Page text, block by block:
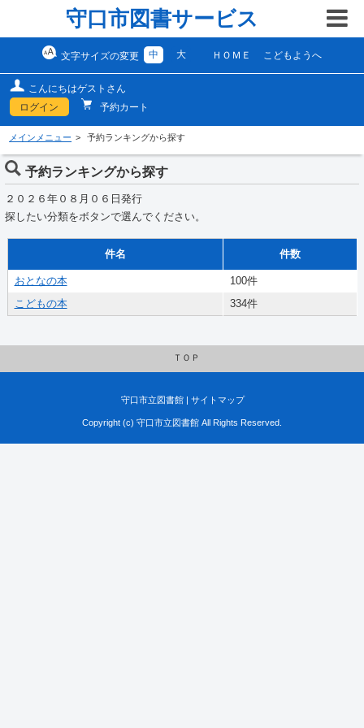
守口市図書サービス
文字サイズの変更 中 大 ＨＯＭＥ こどもようへ
こんにちはゲストさん
ログイン
予約カート
メインメニュー 予約ランキングから探す
予約ランキングから探す
２０２６年０８月０６日発行
探したい分類をボタンで選んでください。
件名 件数
おとなの本
100件
こどもの本
334件
ＴＯＰ
守口市立図書館| サイトマップ
Copyright (c) 守口市立図書館 All Rights Reserved.